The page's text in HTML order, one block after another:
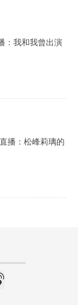
：我和我曾出演
播：松峰莉璃的